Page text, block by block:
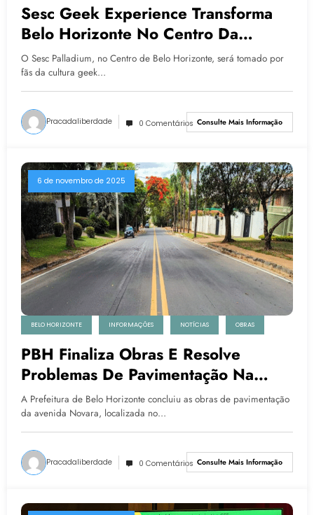
Sesc Geek Experience Transforma
Belo Horizonte No Centro Da
Cultura Nerd Neste Fim De Semana
O Sesc Palladium, no Centro de Belo Horizonte, será tomado por
fãs da cultura geek…
Pracadaliberdade 0 Comentários Consulte Mais Informação
6 de novembro de 2025
BELO HORIZONTE INFORMAÇÕES NOTÍCIAS OBRAS
PBH Finaliza Obras E Resolve
Problemas De Pavimentação Na
Avenida Novara
A Prefeitura de Belo Horizonte concluiu as obras de pavimentação
da avenida Novara, localizada no…
Pracadaliberdade 0 Comentários Consulte Mais Informação